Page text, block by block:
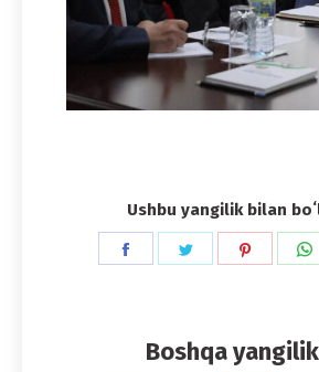
Ushbu yangilik bilan
Share
Share
Share
Boshqa